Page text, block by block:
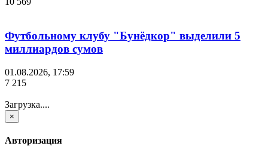
Футбольному клубу "Бунёдкор" выделили 5
миллиардов сумов
01.08.2026, 17:59
7 215
Загрузка....
×
Авторизация